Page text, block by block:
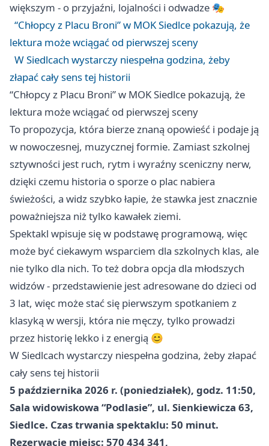
większym - o przyjaźni, lojalności i odwadze 🎭
“Chłopcy z Placu Broni” w MOK Siedlce pokazują, że
lektura może wciągać od pierwszej sceny
W Siedlcach wystarczy niespełna godzina, żeby
złapać cały sens tej historii
“Chłopcy z Placu Broni” w MOK Siedlce pokazują, że
lektura może wciągać od pierwszej sceny
To propozycja, która bierze znaną opowieść i podaje ją
w nowoczesnej, muzycznej formie. Zamiast szkolnej
sztywności jest ruch, rytm i wyraźny sceniczny nerw,
dzięki czemu historia o sporze o plac nabiera
świeżości, a widz szybko łapie, że stawka jest znacznie
poważniejsza niż tylko kawałek ziemi.
Spektakl wpisuje się w podstawę programową, więc
może być ciekawym wsparciem dla szkolnych klas, ale
nie tylko dla nich. To też dobra opcja dla młodszych
widzów - przedstawienie jest adresowane do dzieci od
3 lat, więc może stać się pierwszym spotkaniem z
klasyką w wersji, która nie męczy, tylko prowadzi
przez historię lekko i z energią 😊
W Siedlcach wystarczy niespełna godzina, żeby złapać
cały sens tej historii
5 października 2026 r. (poniedziałek), godz. 11:50,
Sala widowiskowa “Podlasie”, ul. Sienkiewicza 63,
Siedlce. Czas trwania spektaklu: 50 minut.
Rezerwacje miejsc: 570 434 341,